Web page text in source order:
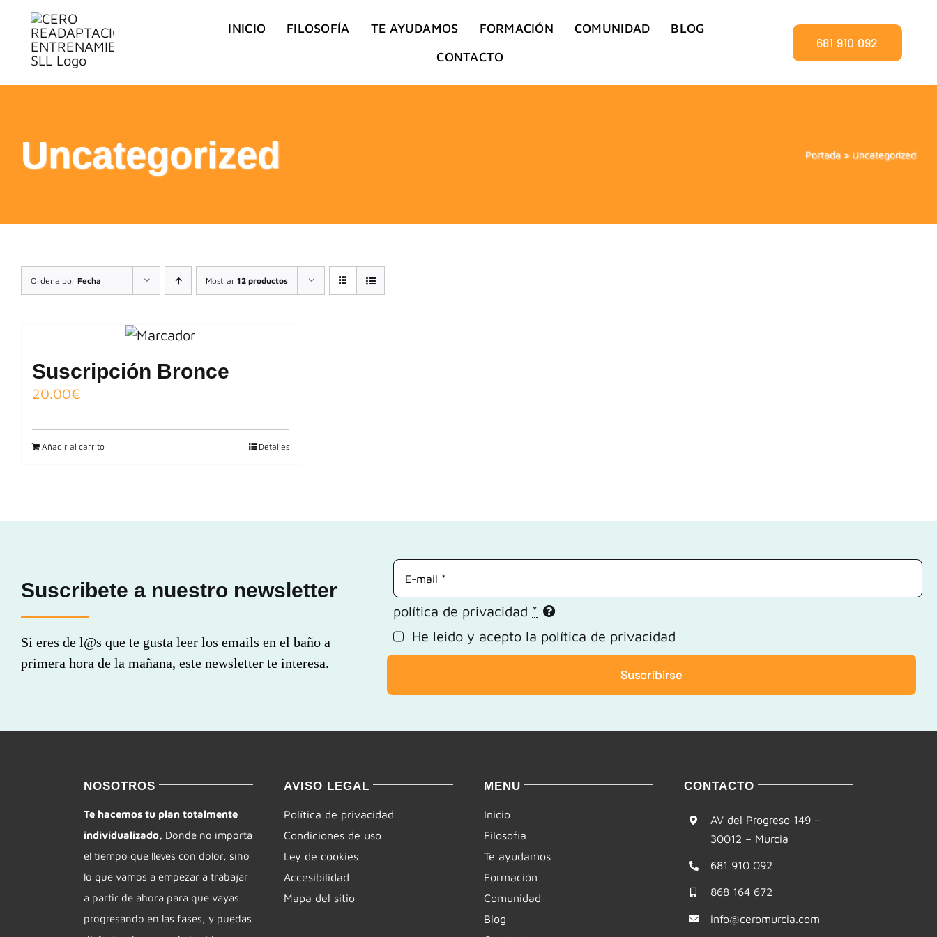
Saltar
contenido
INICIO FILOSOFÍA TE AYUDAMOS FORMACIÓN COMUNIDAD
BLOG
CONTACTO
681 910 092
Uncategorized Portada» Uncategorized
Ordena por Fecha Mostrar 12 productos
Suscripción Bronce
20.00€
Añadir al carrito Detalles
Suscribete a nuestro newsletter
Si eres de l@s que te gusta leer los emails en el baño a
primera hora de la mañana, este newsletter te interesa.
política de privacidad *
He leido y acepto la política de privacidad
Suscribirse
NOSOTROS
Te hacemos tu plan totalmente
individualizado, Donde no importa
el tiempo que lleves con dolor, sino
lo que vamos a empezar a trabajar
a partir de ahora para que vayas
progresando en las fases, y puedas
AVISO LEGAL
Política de privacidad
Condiciones de uso
Ley de cookies
Accesibilidad
Mapa del sitio
MENU
Inicio
Filosofía
Te ayudamos
Formación
Comunidad
Blog
CONTACTO
AV del Progreso 149 –
30012 – Murcia
681 910 092
868 164 672
info@ceromurcia.com